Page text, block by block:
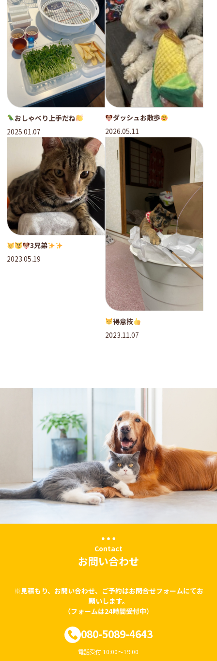
おしゃべり上手だね
2025.01.07
ダッシュお散歩
2026.05.11
3兄弟
2023.05.19
得意技
2023.11.07
Contact
お問い合わせ
※見積もり、お問い合わせ、ご予約はお問合せフォームにてお
願いします。
（フォームは24時間受付中）
080-5089-4643
電話受付 10:00〜19:00